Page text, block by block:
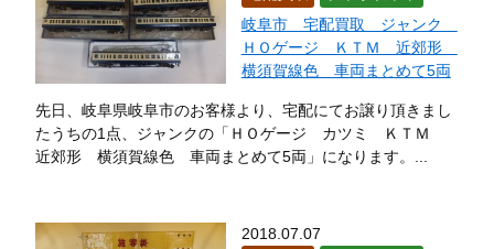
岐阜市 宅配買取 ジャンク
ＨＯゲージ ＫＴＭ 近郊形
横須賀線色 車両まとめて5両
先日、岐阜県岐阜市のお客様より、宅配にてお譲り頂きまし
たうちの1点、ジャンクの「ＨＯゲージ カツミ ＫＴＭ
近郊形 横須賀線色 車両まとめて5両」になります。...
2018.07.07